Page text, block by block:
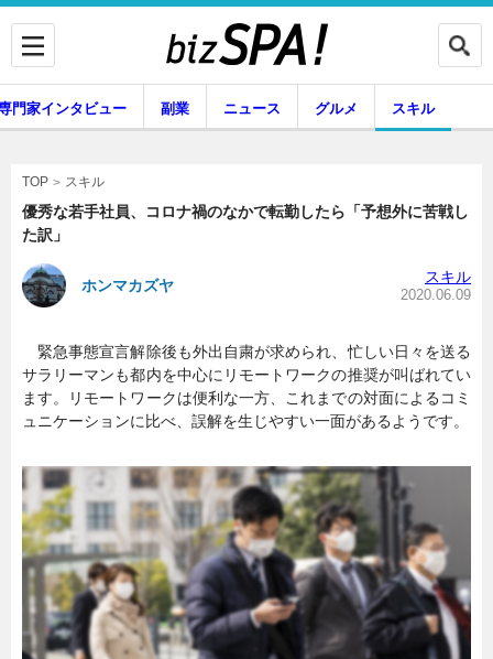
専門家インタビュー
副業 ニュース
暮らし エンタメ
連載一覧
門家インタビュー 副業 ニュース グルメ スキル
TOP スキル
優秀な若手社員、コロナ禍のなかで転勤したら「予想外に苦戦し
た訳」
ホンマカズヤ スキル
2020.06.09
緊急事態宣言解除後も外出自粛が求められ、忙しい日々を送る
サラリーマンも都内を中心にリモートワークの推奨が叫ばれてい
ます。リモートワークは便利な一方、これまでの対面によるコミ
ュニケーションに比べ、誤解を生じやすい一面があるようです。